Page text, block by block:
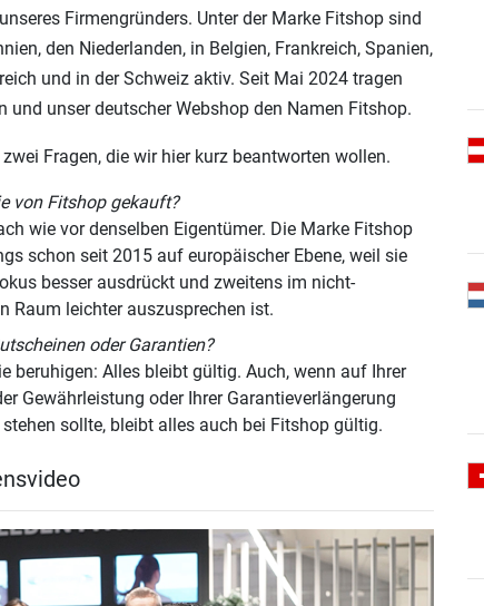
15
geöffnet
4,9 / 5(443)
geöffnet
geöffnet
geöffnet
Firmengründers. Unter der Marke Fitshop sind
den Niederlanden, in Belgien, Frankreich, Spanien,
und in der Schweiz aktiv. Seit Mai 2024 tragen
und unser deutscher Webshop den Namen Fitshop.
Fragen, die wir hier kurz beantworten wollen.
von Fitshop gekauft?
wie vor denselben Eigentümer. Die Marke Fitshop
schon seit 2015 auf europäischer Ebene, weil sie
besser ausdrückt und zweitens im nicht-
Raum leichter auszusprechen ist.
oder Garantien?
beruhigen: Alles bleibt gültig. Auch, wenn auf Ihrer
Gewährleistung oder Ihrer Garantieverlängerung
sollte, bleibt alles auch bei Fitshop gültig.